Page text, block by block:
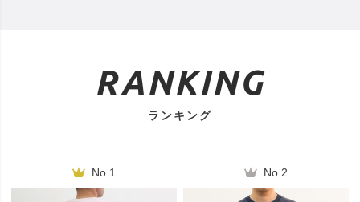
RANKING
ランキング
No.1 No.2